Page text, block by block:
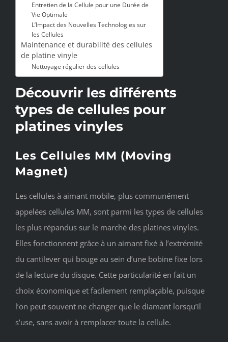
Entretien de la Cellule pour une Durée de
Vie Optimale
L’Impact des Nouvelles Technologies sur
les Cellules
Maintenance et durabilité des cellules
de platine vinyle
Nettoyage régulier des cellules
Découvrir les différents
types de cellules pour
platines vinyles
Les Cellules MM (Moving
Magnet)
Les cellules à aimant mobile, plus communément
appelées cellules MM, sont parmi les types de cellules
les plus répandus sur le marché des platines vinyles.
Elles fonctionnent grâce à un aimant fixé à l’extrémité
du cantilever qui bouge au sein d’une bobine fixe lors
de la lecture du disque. Cette particularité en fait un
choix économique et facilement remplaçable, puisque
l’on peut souvent ne changer que le diamant lorsqu’il
s’use, sans avoir à remplacer toute la cellule.